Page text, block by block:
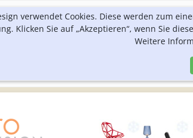
verwendet Cookies. Diese werden zum
Klicken Sie auf „Akzeptieren“, wenn Sie
Weitere